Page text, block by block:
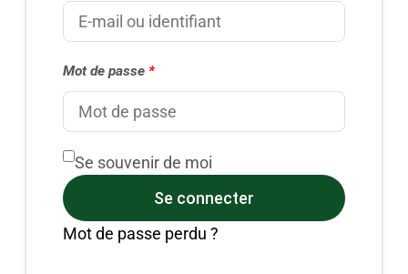
Mot de passe *
Se souvenir de moi
Se connecter
Mot de passe perdu ?